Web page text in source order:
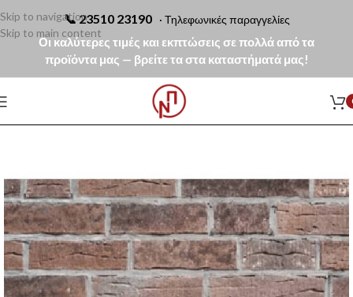
📞23510 23190 · Τηλεφωνικές παραγγελίες
Οι καλύτερες τιμές και εκπτώσεις σε πολλά από τα
προϊόντα μας — βρείτε τα στα καταστήματά μας!
Skip to navigation
Skip to main content